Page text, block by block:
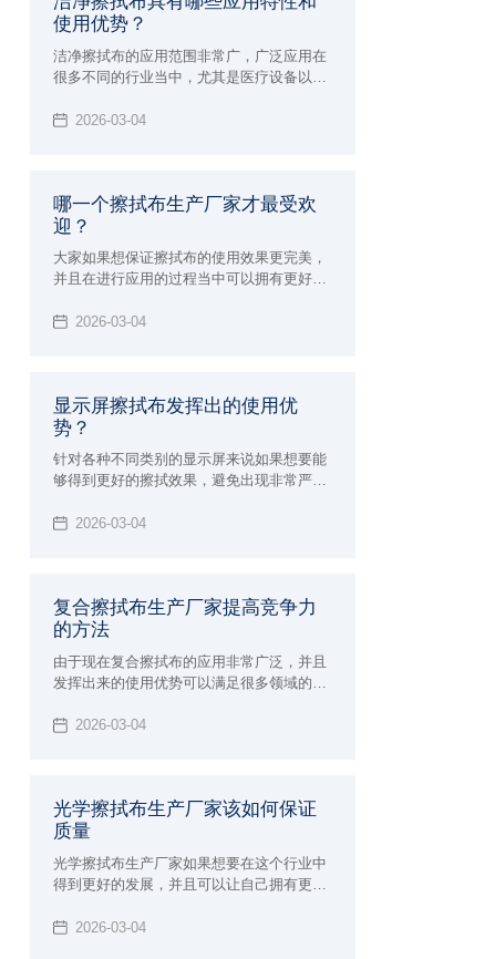
使用优势？
洁净擦拭布的应用范围非常广，广泛应用在
很多不同的行业当中，尤其是医疗设备以及
的应用效果确实非常好，所以才会在一些重
效果和作用，也确实会发挥出很好的使用优
势，下面就来为大家介绍洁净擦拭布具体特
2026-03-04
哪一个擦拭布生产厂家才最受欢
迎？
大家如果想保证擦拭布的使用效果更完美，
并且在进行应用的过程当中可以拥有更好的
擦拭布生产厂家来进行购买，自然就可以保
2026-03-04
显示屏擦拭布发挥出的使用优
势？
针对各种不同类别的显示屏来说如果想要能
够得到更好的擦拭效果，避免出现非常严重
业的显示屏擦拭布来进行擦拭，这样才可以
2026-03-04
复合擦拭布生产厂家提高竞争力
的方法
由于现在复合擦拭布的应用非常广泛，并且
发挥出来的使用优势可以满足很多领域的要
能保障，为了可以得到更好的使用体验能够
业的发展前景非常广阔，但是竞争力也是非
常激烈，如果想要得到大众消费者的支持和
注意下面这些提高竞争力的方法。
2026-03-04
光学擦拭布生产厂家该如何保证
质量
光学擦拭布生产厂家如果想要在这个行业中
得到更好的发展，并且可以让自己拥有更有
己厂家的发展原则，判断整个行业的发展动
2026-03-04